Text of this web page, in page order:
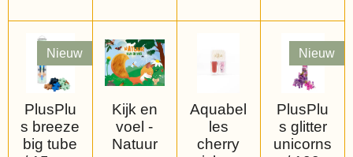
Nieuw
PlusPlu
s breeze
big tube
Kijk en
voel -
Natuur
Aquabel
les
cherry
Nieuw
PlusPlu
s glitter
unicorns